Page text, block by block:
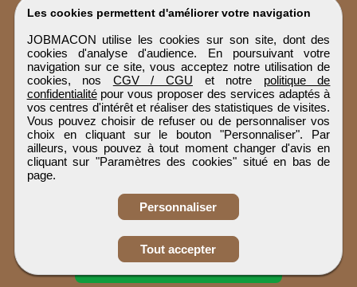
Obtenir ses
coordonnées
Les cookies permettent d'améliorer votre navigation
JOBMACON utilise les cookies sur son site, dont des
cookies d'analyse d'audience. En poursuivant votre
navigation sur ce site, vous acceptez notre utilisation de
cookies, nos CGV / CGU et notre politique de
confidentialitépour vous proposer des services adaptés à
vos centres d'intérêt et réaliser des statistiques de visites.
Vous pouvez choisir de refuser ou de personnaliser vos
choix en cliquant sur le bouton "Personnaliser". Par
ailleurs, vous pouvez à tout moment changer d'avis en
cliquant sur "Paramètres des cookies" situé en bas de
page.
Personnaliser
Tout accepter
JOBMACON
Tous droits réservés © 1999 - 2026